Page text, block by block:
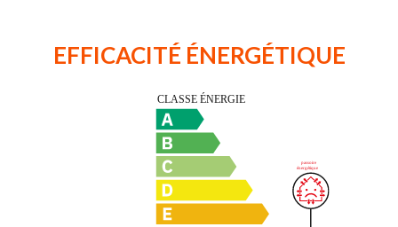
EFFICACITÉ ÉNERGÉTIQUE